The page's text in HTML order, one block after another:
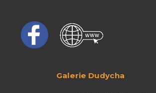
Galerie Dudycha